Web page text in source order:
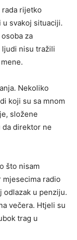
rijetko
u svakoj situaciji.
za
ljudi nisu tražili
Nekoliko
koji su sa mnom
složene
da direktor ne
što nisam
radio
odlazak u penziju.
večera. Htjeli su
trag u